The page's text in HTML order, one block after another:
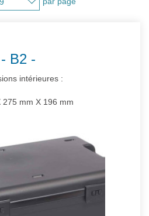
B2
intérieures :
275 mm X 196 mm